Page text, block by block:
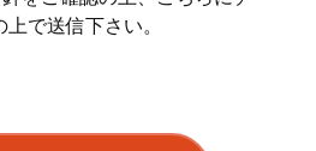
上で送信下さい。